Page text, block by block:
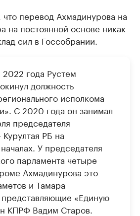
перевод Ахмадинурова на
на постоянной основе никак
сил в Госсобрании.
года Рустем
должность
исполкома
С 2020 года он занимал
председателя
РБ на
У председателя
парламента четыре
Ахмадинурова это
и Тамара
«Единую
КПРФ Вадим Старов.